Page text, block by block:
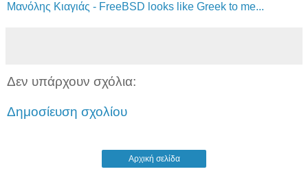
Μανόλης Κιαγιάς - FreeBSD looks like Greek to me...
Δεν υπάρχουν σχόλια:
Δημοσίευση σχολίου
Αρχική σελίδα